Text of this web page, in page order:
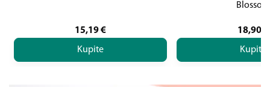
15,19€
Kupite
Blossom
18,90
Kupite